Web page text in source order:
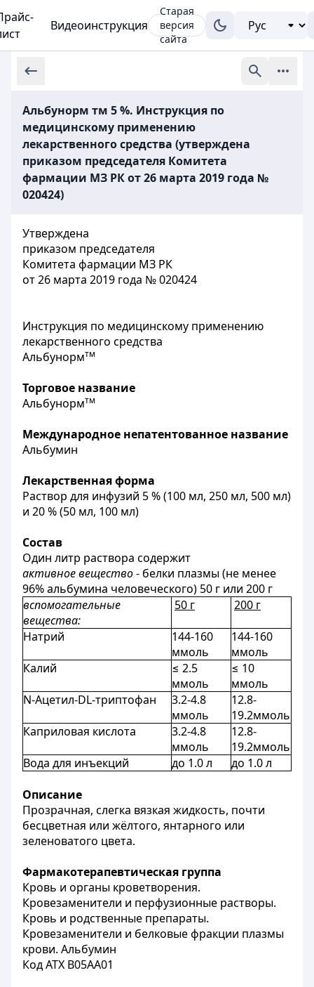
Видеоинструкция
Старая
версия
сайта
Альбунорм тм 5 %. Инструкция по
медицинскому применению
лекарственного средства (утверждена
приказом председателя Комитета
фармации МЗ РК от 26 марта 2019 года №
020424)
Утверждена
приказом председателя
Комитета фармации МЗ РК
от 26 марта 2019 года № 020424
Инструкция по медицинскому применению
лекарственного средства
Альбунормтм
Торговое название
Альбунормтм
Международное непатентованное название
Альбумин
Лекарственная форма
Раствор для инфузий 5 % (100 мл, 250 мл, 500 мл)
и 20 % (50 мл, 100 мл)
Состав
Один литр раствора содержит
активное вещество- белки плазмы (не менее
96% альбумина человеческого) 50 г или 200 г
вспомогательные
вещества:
50 г 200 г
Натрий
144-160
ммоль
144-160
ммоль
Калий
≤ 2.5
ммоль
≤ 10
ммоль
N-Ацетил-DL-триптофан
3.2-4.8
ммоль
12.8-
19.2ммоль
Каприловая кислота
3.2-4.8
ммоль
12.8-
19.2ммоль
Вода для инъекций
до 1.0 л до 1.0 л
Описание
Прозрачная, слегка вязкая жидкость, почти
бесцветная или жёлтого, янтарного или
зеленоватого цвета.
Фармакотерапевтическая группа
Кровь и органы кроветворения.
Кровезаменители и перфузионные растворы.
Кровь и родственные препараты.
Кровезаменители и белковые фракции плазмы
крови. Альбумин
Код АТХ B05AA01